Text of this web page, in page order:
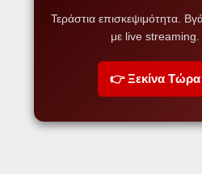
Τεράστια επισκεψιμότητα.
με live streaming.
👉 Ξεκίνα Τώρα